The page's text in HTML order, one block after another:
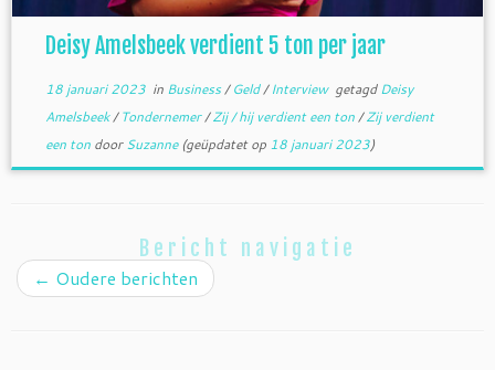
Deisy Amelsbeek verdient 5 ton per jaar
18 januari 2023in Business/Geld/Interview getagdDeisy
Amelsbeek/Tondernemer/Zij / hij verdient een ton/Zij verdient
een ton doorSuzanne(geüpdatet op 18 januari 2023)
Bericht navigatie
← Oudere berichten